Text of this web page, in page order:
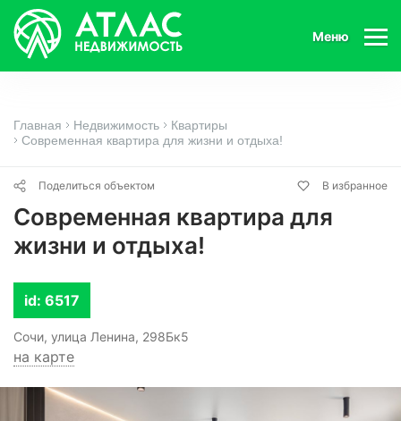
Меню
Главная Недвижимость
Квартиры
Современная квартира для жизни и отдыха!
Поделиться объектом В избранное
Современная квартира для
жизни и отдыха!
id: 6517
Сочи, улица Ленина, 298Бк5
на карте